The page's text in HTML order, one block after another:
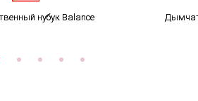
нубук Balance